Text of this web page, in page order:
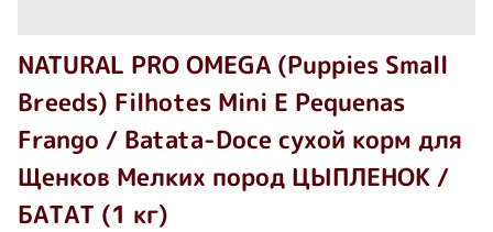
NATURAL PRO OMEGA (Puppies Small
Breeds) Filhotes Mini E Pequenas
Frango / Batata-Doce сухой корм для
Щенков Мелких пород ЦЫПЛЕНОК /
БАТАТ (1 кг)